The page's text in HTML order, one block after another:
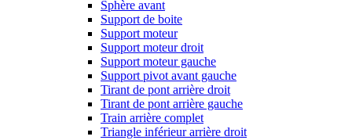
Sphère avant
Support de boite
Support moteur
Support moteur droit
Support moteur gauche
Support pivot avant gauche
Tirant de pont arrière droit
Tirant de pont arrière gauche
Train arrière complet
Triangle inférieur arrière droit